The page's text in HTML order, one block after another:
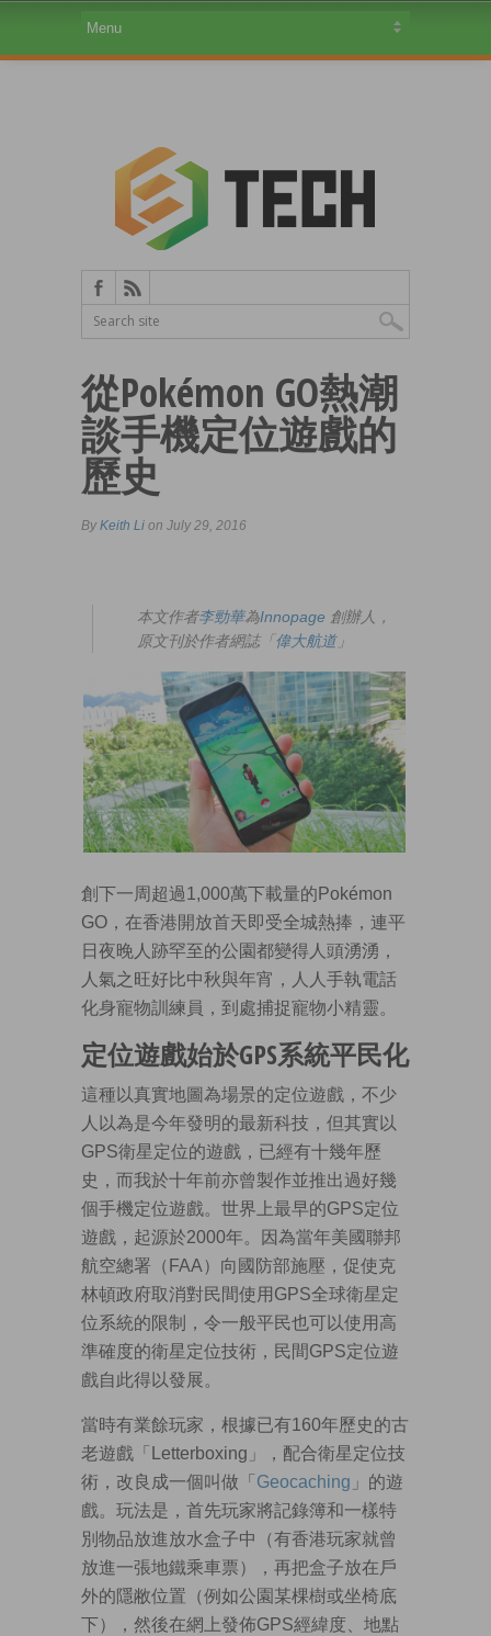
從Pokémon GO熱潮
談手機定位遊戲的
歷史
By Keith Li on July 29, 2016
本文作者李勁華為Innopage 創辦人，
原文刊於作者網誌「偉大航道」
創下一周超過1,000萬下載量的Pokémon
GO，在香港開放首天即受全城熱捧，連平
日夜晚人跡罕至的公園都變得人頭湧湧，
人氣之旺好比中秋與年宵，人人手執電話
化身寵物訓練員，到處捕捉寵物小精靈。
定位遊戲始於GPS系統平民化
這種以真實地圖為場景的定位遊戲，不少
人以為是今年發明的最新科技，但其實以
GPS衛星定位的遊戲，已經有十幾年歷
史，而我於十年前亦曾製作並推出過好幾
個手機定位遊戲。世界上最早的GPS定位
遊戲，起源於2000年。因為當年美國聯邦
航空總署（FAA）向國防部施壓，促使克
林頓政府取消對民間使用GPS全球衛星定
位系統的限制，令一般平民也可以使用高
準確度的衛星定位技術，民間GPS定位遊
戲自此得以發展。
當時有業餘玩家，根據已有160年歷史的古
老遊戲「Letterboxing」，配合衛星定位技
術，改良成一個叫做「 Geocaching 」的遊
戲。玩法是，首先玩家將記錄簿和一樣特
別物品放進放水盒子中（有香港玩家就曾
放進一張地鐵乘車票），再把盒子放在戶
外的隱敝位置（例如公園某棵樹或坐椅底
下），然後在網上發佈GPS經緯度、地點